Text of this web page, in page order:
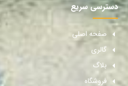
دسترسی سریع
صفحه اصلی
گالری
بلاگ
فروشگاه